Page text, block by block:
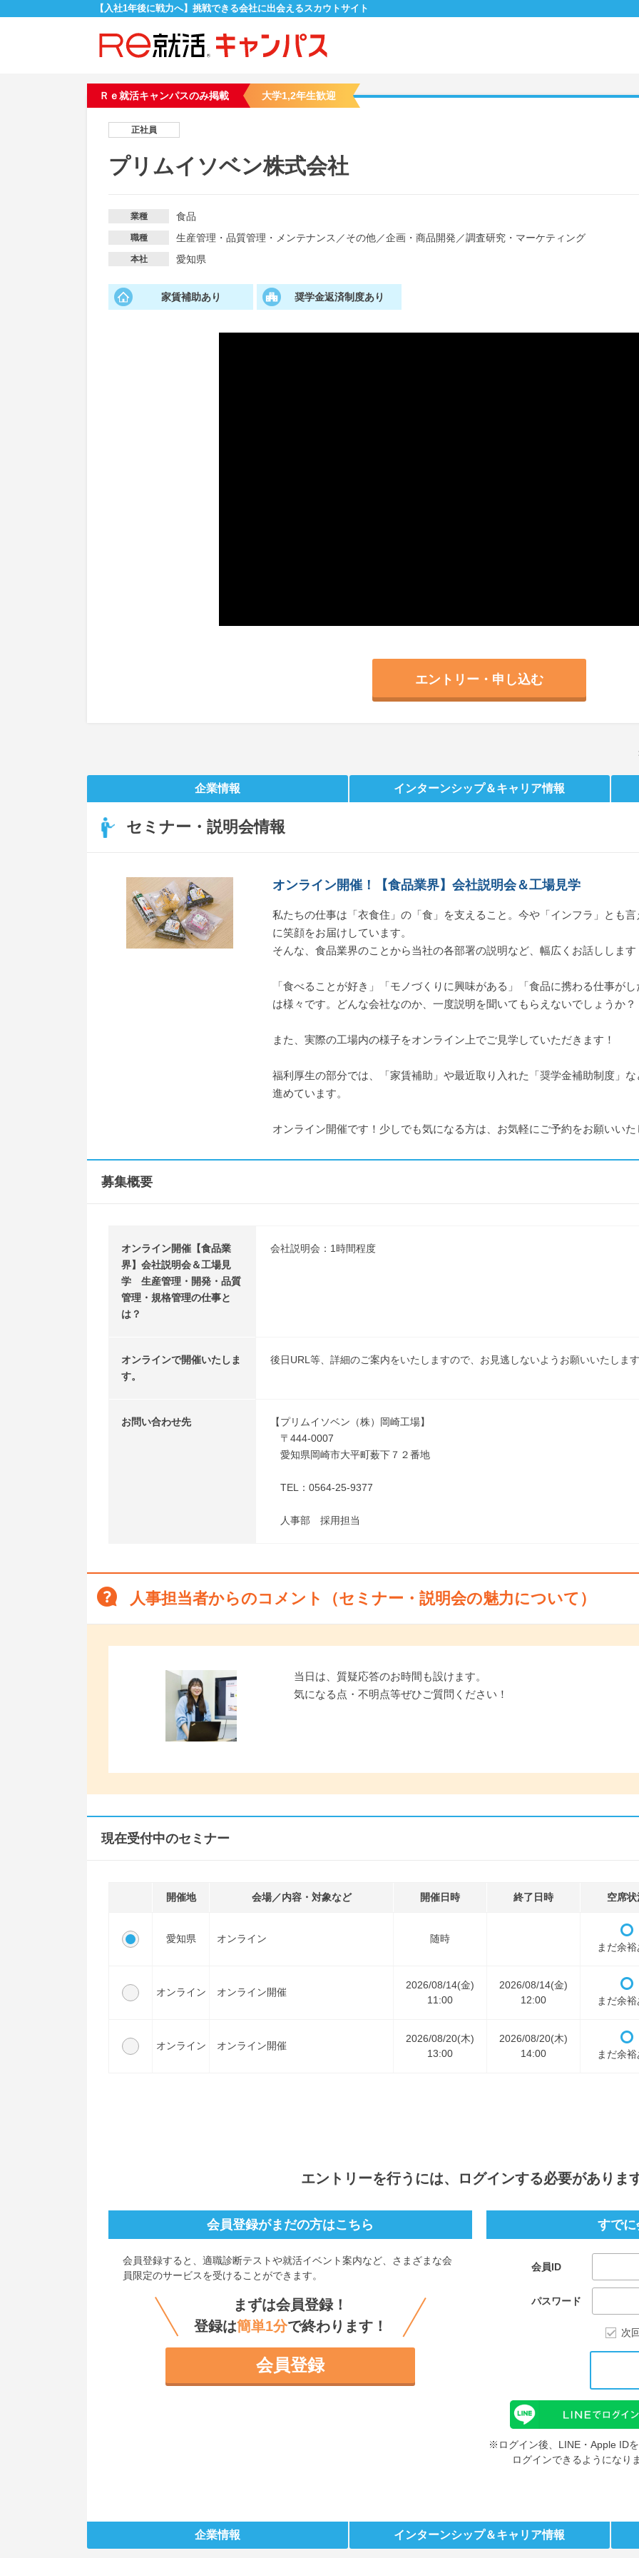
【入社1年後に戦力へ】挑戦できる会社に出会えるスカウトサイト
Ｒｅ就活キャンパスのみ掲載 大学1,2年生歓迎
正社員
プリムイソベン株式会社
業種 食品
職種 生産管理・品質管理・メンテナンス ／その他／企画・商品開発 ／調査研究・マーケティング
本社 愛知県
家賃補助あり 奨学金返済制度あり
エントリー・申し込む
企業情報 インターンシップ＆キャリア情報
セミナー・説明会情報
オンライン開催！【食品業界】会社説明会＆工場見学
私たちの仕事は「衣食住」の「食」を支えること。今や「インフラ」とも
に笑顔をお届けしています。
そんな、食品業界のことから当社の各部署の説明など、幅広くお話しします
「食べることが好き」「モノづくりに興味がある」「食品に携わる仕事が
は様々です。どんな会社なのか、一度説明を聞いてもらえないでしょうか？
また、実際の工場内の様子をオンライン上でご見学していただきます！
福利厚生の部分では、「家賃補助」や最近取り入れた「奨学金補助制度」
進めています。
オンライン開催です！少しでも気になる方は、お気軽にご予約をお願いい
募集概要
オンライン開催【食品業
界】会社説明会＆工場見
学 生産管理・開発・品質
管理・規格管理の仕事と
は？
会社説明会：1時間程度
オンラインで開催いたしま
す。
後日URL等、詳細のご案内をいたしますので、お見逃しないようお願いいたしま
お問い合わせ先
【プリムイソベン（株）岡崎工場】
〒444-0007
愛知県岡崎市大平町薮下７２番地
TEL：0564-25-9377
人事部 採用担当
人事担当者からのコメント（セミナー・説明会の魅力について）
当日は、質疑応答のお時間も設けます。
気になる点・不明点等ぜひご質問ください！
現在受付中のセミナー
開催地 会場／内容・対象など 開催日時 終了日時 空席状
愛知県 オンライン 随時
まだ余
オンライン オンライン開催
2026/08/14(金)
11:00
2026/08/14(金)
12:00
まだ余
オンライン オンライン開催
2026/08/20(木)
13:00
2026/08/20(木)
14:00
まだ余
エントリーを行うには、ログインする必要がありま
すで
会員ID
パスワード
次
※ログイン後、LINE・Apple ID
ログインできるようになり
会員登録がまだの方はこちら
会員登録すると、 適職診断テストや就活イベント案内など、さまざまな会
員限定のサービスを受けることができます。
まずは会員登録！
登録は簡単1分で終わります！
会員登録
企業情報 インターンシップ＆キャリア情報